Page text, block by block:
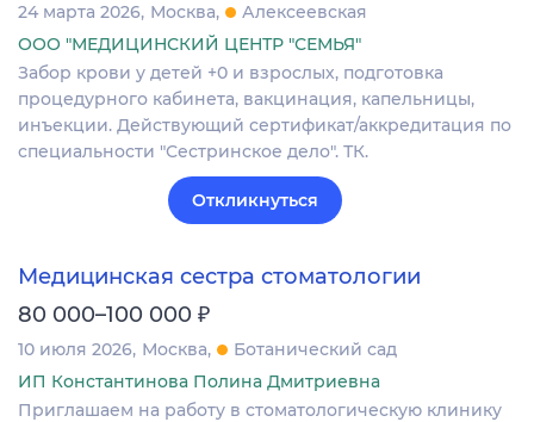
24 марта 2026 Москва
Алексеевская
ООО "МЕДИЦИНСКИЙ ЦЕНТР "СЕМЬЯ"
Забор крови у детей +0 и взрослых, подготовка
процедурного кабинета, вакцинация, капельницы,
инъекции. Действующий сертификат/аккредитация по
специальности "Сестринское дело". ТК.
Откликнуться
Медицинская сестра стоматологии
80 000–100 000 ₽
10 июля 2026 Москва
Ботанический сад
ИП Константинова Полина Дмитриевна
Приглашаем на работу в стоматологическую клинику